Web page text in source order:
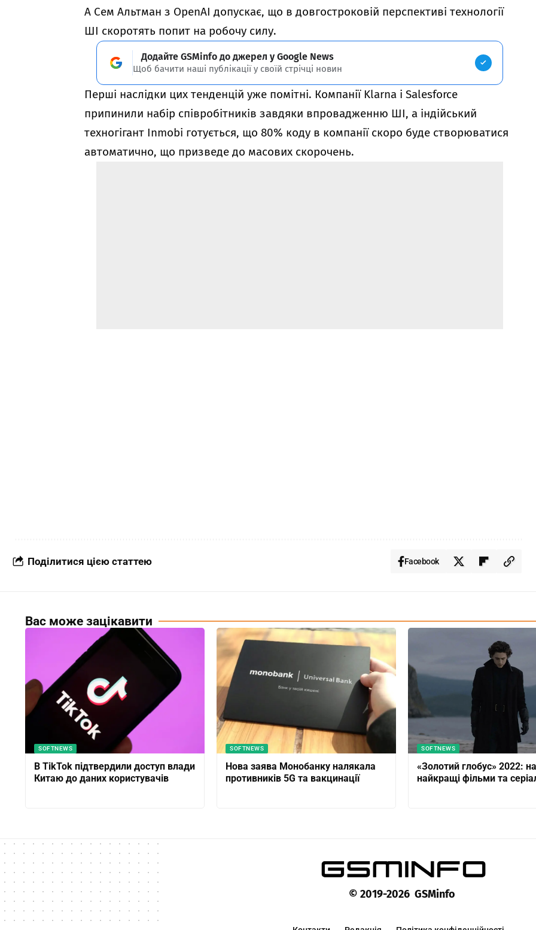
А Сем Альтман з OpenAI допускає, що в довгостроковій перспективі технології
ШІ скоротять попит на робочу силу.
Додайте GSMinfo до джерел у Google News
Щоб бачити наші публікації у своїй стрічці новин
Перші наслідки цих тенденцій уже помітні. Компанії Klarna і Salesforce
припинили набір співробітників завдяки впровадженню ШІ, а індійський
техногігант Inmobi готується, що 80% коду в компанії скоро буде створюватися
автоматично, що призведе до масових скорочень.
Поділитися цією статтею Facebook
Вас може зацікавити
SOFTNEWS
В TikTok підтвердили доступ влади
Китаю до даних користувачів
SOFTNEWS
Нова заява Монобанку налякала
противників 5G та вакцинації
SOFTNEWS
«Золотий глобус» 2022:
найкращі фільми та
© 2019-2026 GSMinfo